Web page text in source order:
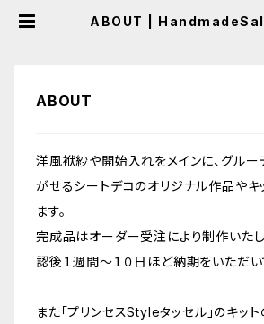
ABOUT |
ABOUT
洋風袱紗や開始入れをメインに、グルー
がせるシートデコのオリジナル作品やキ
ます。
完成品はオーダー受注により制作いた
認後１週間〜１０日ほど納期をいただい
また「プリンセスStyleタッセル」のキッ